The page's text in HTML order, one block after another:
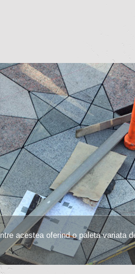
acestea oferind o paleta variata
de o intretinere periodica pentru